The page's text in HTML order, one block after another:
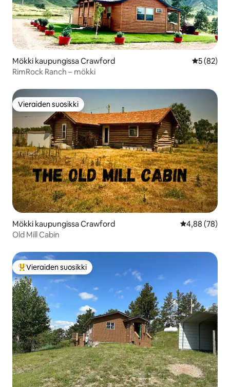
Mökki kaupungissa Crawford
5 (82)
RimRock Ranch – mökki
Vieraiden suosikki
Vieraiden suosikki
Mökki kaupungissa Crawford
4,88 (78)
Old Mill Cabin
Vieraiden suosikkien parhaimmistoa
Vieraiden suosikki